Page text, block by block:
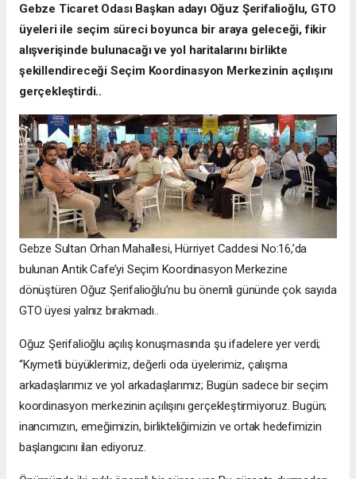
Gebze Ticaret Odası Başkan adayı Oğuz Şerifalioğlu, GTO
üyeleri ile seçim süreci boyunca bir araya geleceği, fikir
alışverişinde bulunacağı ve yol haritalarını birlikte
şekillendireceği Seçim Koordinasyon Merkezinin açılışını
gerçekleştirdi..
Gebze Sultan Orhan Mahallesi, Hürriyet Caddesi No:16,’da
bulunan Antik Cafe’yi Seçim Koordinasyon Merkezine
dönüştüren Oğuz Şerifalioğlu’nu bu önemli gününde çok sayıda
GTO üyesi yalnız bırakmadı..
Oğuz Şerifalioğlu açılış konuşmasında şu ifadelere yer verdi;
“Kıymetli büyüklerimiz, değerli oda üyelerimiz, çalışma
arkadaşlarımız ve yol arkadaşlarımız; Bugün sadece bir seçim
koordinasyon merkezinin açılışını gerçekleştirmiyoruz. Bugün;
inancımızın, emeğimizin, birlikteliğimizin ve ortak hedefimizin
başlangıcını ilan ediyoruz.